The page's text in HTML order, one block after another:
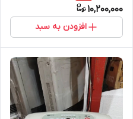
10,200,000
افزودن به سبد